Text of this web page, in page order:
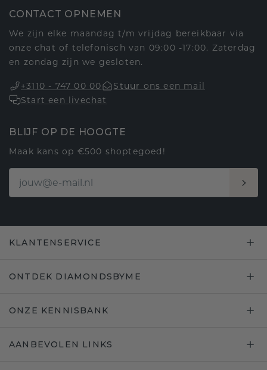
CONTACT OPNEMEN
We zijn elke maandag t/m vrijdag bereikbaar via
onze chat of telefonisch van 09:00 -17:00. Zaterdag
en zondag zijn we gesloten.
+3110 - 747 00 00
Stuur ons een mail
Start een livechat
BLIJF OP DE HOOGTE
Maak kans op €500 shoptegoed!
KLANTENSERVICE
ONTDEK DIAMONDSBYME
ONZE KENNISBANK
AANBEVOLEN LINKS